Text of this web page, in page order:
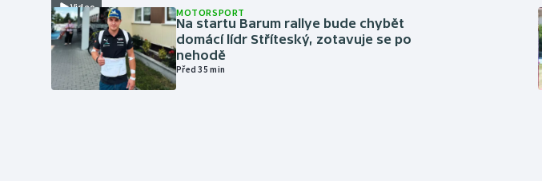
Video MOTORSPORT
Na startu Barum rallye bude chybět
domácí lídr Stříteský, zotavuje se po
nehodě
Před 35 min